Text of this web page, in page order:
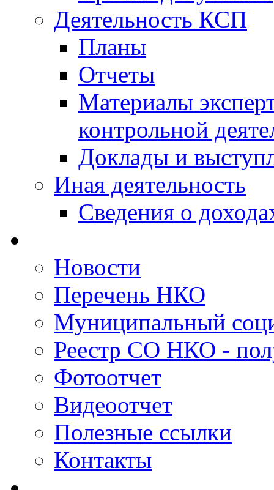
Деятельность КСП
Планы
Отчеты
Материалы
контрольной
Доклады и
Иная деятельность
Сведения о
Новости
Перечень НКО
Муниципальный
Реестр СО НКО -
Фотоотчет
Видеоотчет
Полезные ссылки
Контакты